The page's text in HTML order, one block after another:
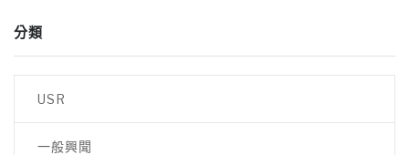
分類
USR
一般興聞